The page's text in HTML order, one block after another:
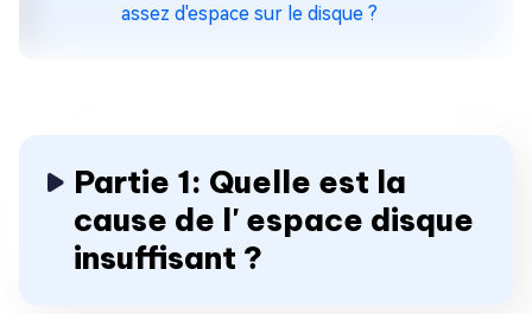
assez d'espace sur le disque ?
Partie 1: Quelle est la
cause de l' espace disque
insuffisant ?